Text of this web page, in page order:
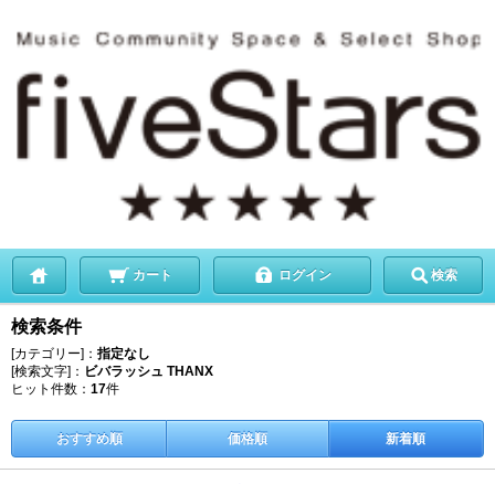
カート ログイン 検索
検索条件
[カテゴリー]： 指定なし
[検索文字]： ビバラッシュ THANX
ヒット件数： 17件
おすすめ順 価格順 新着順